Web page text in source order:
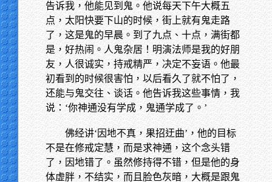
告诉我，他能见到鬼。他说每天下午大概五
点，太阳快要下山的时候，街上就有鬼走路
了，这是鬼的早晨。到了九点、十点，满街都
是，好热闹。人鬼杂居！明演法师是我的好朋
友，人很诚实，持戒精严，决定不妄语。他最
初看到的时候很害怕，以后看久了就不怕了，
还能与鬼交往、谈话。他告诉我这些事情，我
说：‘你神通没有学成，鬼通学成了。’
佛经讲‘因地不真，果招迂曲’，他的目标
不是在修戒定慧，而是求神通，这个念头错
了，因地错了。虽然修持得不错，但是他的身
体虚胖，不结实，而且脸色灰暗，大概是跟鬼